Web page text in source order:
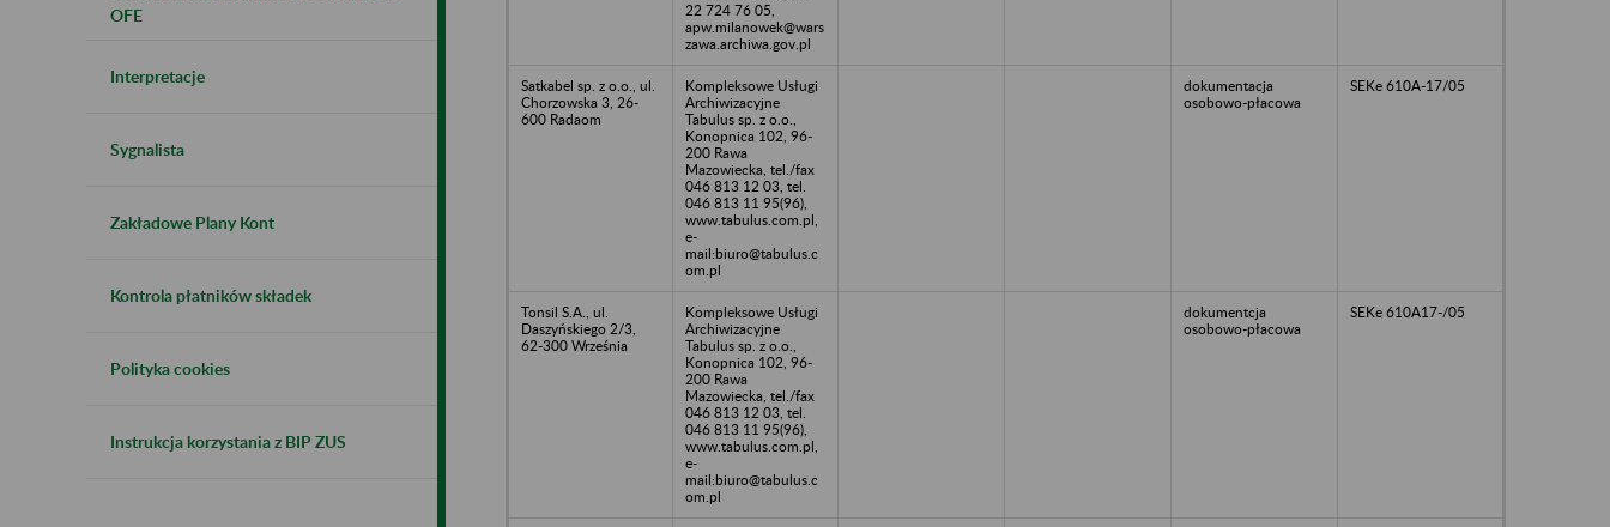
OFE
Interpretacje
Sygnalista
Zakładowe Plany Kont
Kontrola płatników składek
Polityka cookies
Instrukcja korzystania z BIP ZUS
22 724 76 05,
apw.milanowek@wars
zawa.archiwa.gov.pl
Satkabel sp. z o.o., ul.
Chorzowska 3, 26-
600 Radaom
Kompleksowe Usługi
Archiwizacyjne
Tabulus sp. z o.o.,
Konopnica 102, 96-
200 Rawa
Mazowiecka, tel./fax
046 813 12 03, tel.
046 813 11 95(96),
www.tabulus.com.pl,
e-
mail:biuro@tabulus.c
om.pl
dokumentacja
osobowo-płacowa
SEKe 610A-17/05
Tonsil S.A., ul.
Daszyńskiego 2/3,
62-300 Września
Kompleksowe Usługi
Archiwizacyjne
Tabulus sp. z o.o.,
Konopnica 102, 96-
200 Rawa
Mazowiecka, tel./fax
046 813 12 03, tel.
046 813 11 95(96),
www.tabulus.com.pl,
e-
mail:biuro@tabulus.c
om.pl
dokumentcja
osobowo-płacowa
SEKe 610A17-/05